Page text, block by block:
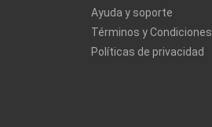
Ayuda y soporte
Términos y Condiciones
Políticas de privacidad